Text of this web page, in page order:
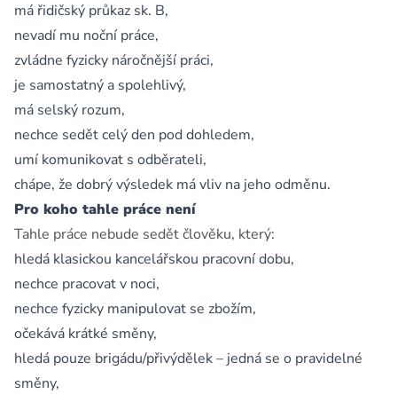
má řidičský průkaz sk. B,
nevadí mu noční práce,
zvládne fyzicky náročnější práci,
je samostatný a spolehlivý,
má selský rozum,
nechce sedět celý den pod dohledem,
umí komunikovat s odběrateli,
chápe, že dobrý výsledek má vliv na jeho odměnu.
Pro koho tahle práce není
Tahle práce nebude sedět člověku, který:
hledá klasickou kancelářskou pracovní dobu,
nechce pracovat v noci,
nechce fyzicky manipulovat se zbožím,
očekává krátké směny,
hledá pouze brigádu/přivýdělek – jedná se o pravidelné
směny,